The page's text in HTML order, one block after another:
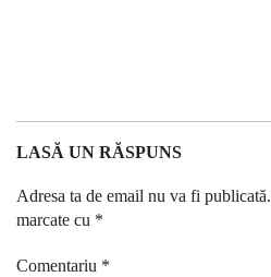
LASĂ UN RĂSPUNS
Adresa ta de email nu va fi publicată.
marcate cu *
Comentariu *